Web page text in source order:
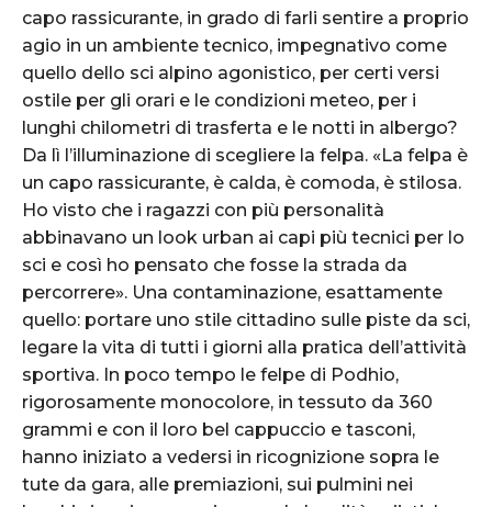
capo rassicurante, in grado di farli sentire a proprio
agio in un ambiente tecnico, impegnativo come
quello dello sci alpino agonistico, per certi versi
ostile per gli orari e le condizioni meteo, per i
lunghi chilometri di trasferta e le notti in albergo?
Da lì l’illuminazione di scegliere la felpa. «La felpa è
un capo rassicurante, è calda, è comoda, è stilosa.
Ho visto che i ragazzi con più personalità
abbinavano un look urban ai capi più tecnici per lo
sci e così ho pensato che fosse la strada da
percorrere». Una contaminazione, esattamente
quello: portare uno stile cittadino sulle piste da sci,
legare la vita di tutti i giorni alla pratica dell’attività
sportiva. In poco tempo le felpe di Podhio,
rigorosamente monocolore, in tessuto da 360
grammi e con il loro bel cappuccio e tasconi,
hanno iniziato a vedersi in ricognizione sopra le
tute da gara, alle premiazioni, sui pulmini nei